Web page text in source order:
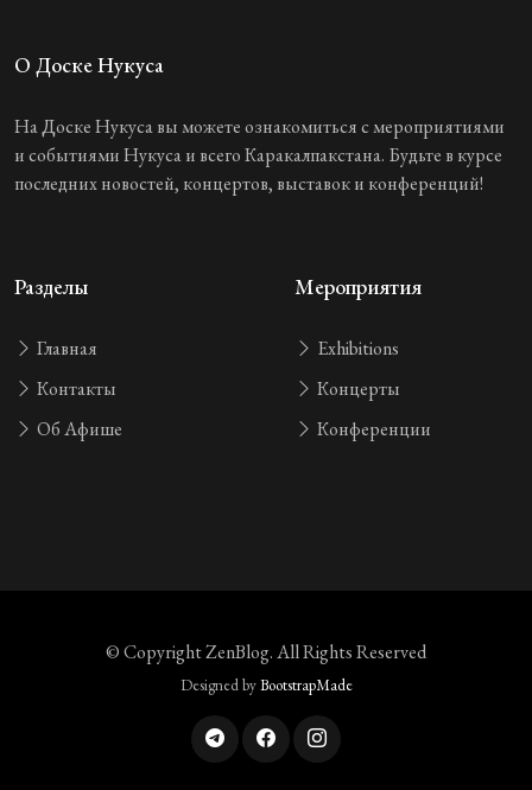
О Доске Нукуса
На Доске Нукуса вы можете ознакомиться с мероприятиями
и событиями Нукуса и всего Каракалпакстана. Будьте в курсе
последних новостей, концертов, выставок и конференций!
Разделы
Главная
Контакты
Об Афише
Мероприятия
Exhibitions
Концерты
Конференции
© CopyrightZenBlog. All Rights Reserved
Designed byBootstrapMade